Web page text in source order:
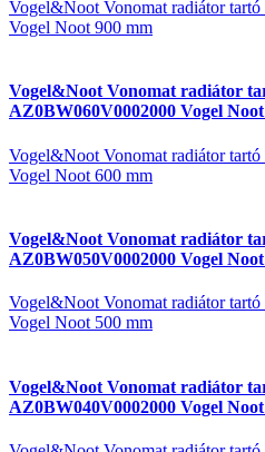
Vogel&Noot Vonomat radiátor
Vogel Noot 900 mm
Vogel&Noot Vonomat radiátor
AZ0BW060V0002000 Vogel
Vogel&Noot Vonomat radiátor
Vogel Noot 600 mm
Vogel&Noot Vonomat radiátor
AZ0BW050V0002000 Vogel
Vogel&Noot Vonomat radiátor
Vogel Noot 500 mm
Vogel&Noot Vonomat radiátor
AZ0BW040V0002000 Vogel